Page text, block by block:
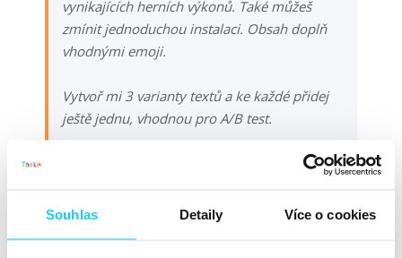
Souhlas Detaily Více o cookies
vynikajících herních výkonů. Také můžeš
zmínit jednoduchou instalaci. Obsah doplň
vhodnými emoji.
Vytvoř mi 3 varianty textů a ke každé přidej
ještě jednu, vhodnou pro A/B test.
dosažení lepšího výsledk u nechal přes tlačítko